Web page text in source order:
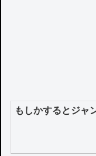
もしかするとジャ